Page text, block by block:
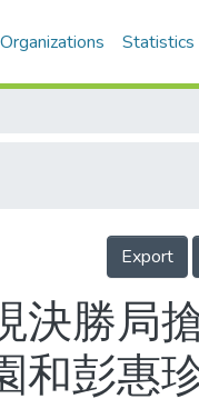
Organizations Statistics
Export
決勝局
和彭惠